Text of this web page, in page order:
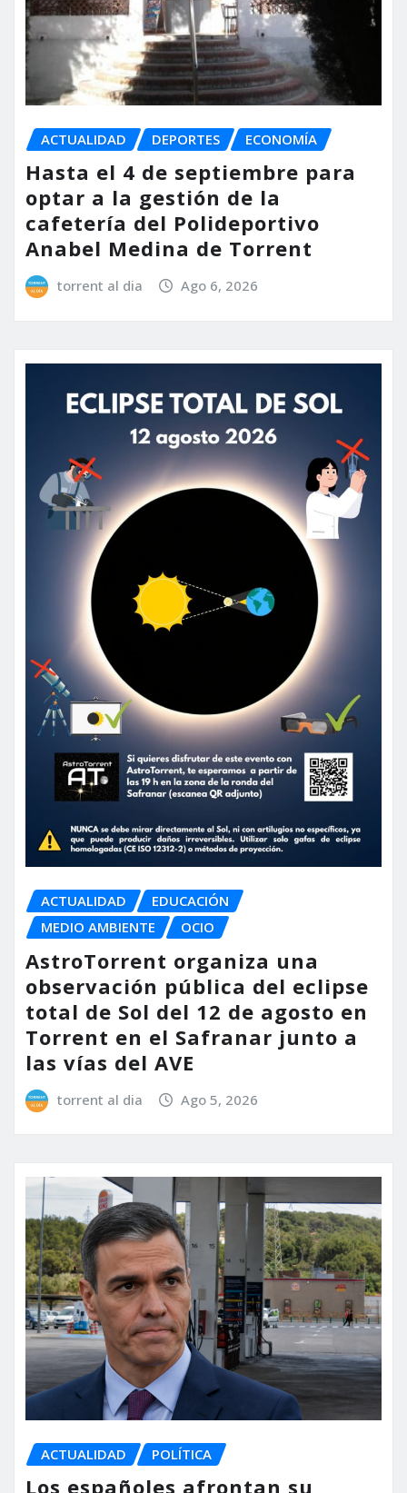
ACTUALIDAD DEPORTES ECONOMÍA
Hasta el 4 de septiembre para
optar a la gestión de la
cafetería del Polideportivo
Anabel Medina de Torrent
torrent al dia Ago 6, 2026
ACTUALIDAD
EDUCACIÓN
MEDIO AMBIENTE
OCIO
AstroTorrent organiza una
observación pública del eclipse
total de Sol del 12 de agosto en
Torrent en el Safranar junto a
las vías del AVE
torrent al dia Ago 5, 2026
ACTUALIDAD POLÍTICA
Los españoles afrontan su